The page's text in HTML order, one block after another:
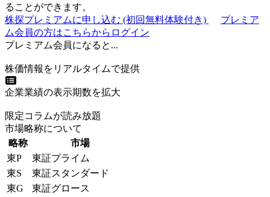
ることができます。
株探プレミアムに申し込む (初回無料体験付き)
プレミア
ム会員の方はこちらからログイン
プレミアム会員になると...
株価情報をリアルタイムで提供
企業業績の表示期数を拡大
限定コラムが読み放題
市場略称について
略称
市場
東P
東証プライム
東S
東証スタンダード
東G
東証グロース